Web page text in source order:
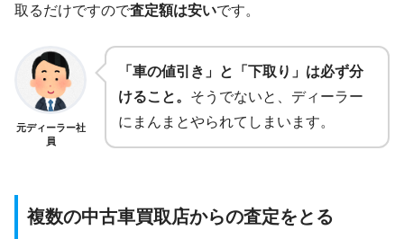
取るだけですので査定額は安いです。
元ディーラー社
員
「車の値引き」と「下取り」は必ず分
けること。 そうでないと、ディーラー
にまんまとやられてしまいます。
複数の中古車買取店からの査定をとる